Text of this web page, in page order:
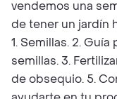
vendemos una
de tener un jardín
1. Semillas. 2.
semillas. 3.
de obsequio. 5.